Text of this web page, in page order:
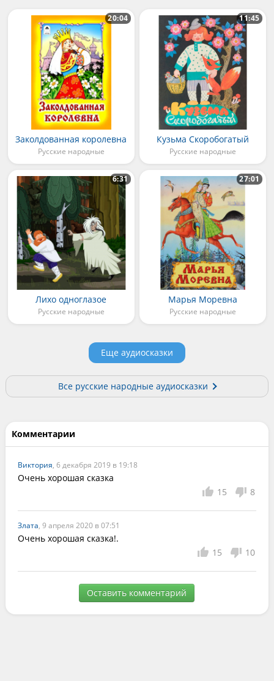
Заколдованная королевна
Русские народные
20:04
Кузьма Скоробогатый
Русские народные
11:45
Лихо одноглазое
Русские народные
6:31
Марья Моревна
Русские народные
27:01
Еще аудиосказки
Все русские народные аудиосказки
Комментарии
Виктория, 6 декабря 2019 в 19:18
Очень хорошая сказка
15
8
Злата, 9 апреля 2020 в 07:51
Очень хорошая сказка!.
15
10
Оставить комментарий